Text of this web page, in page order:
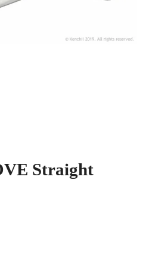
Straight